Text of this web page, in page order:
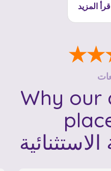
Why our
الاستثنائية